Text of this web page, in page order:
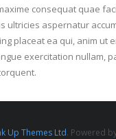
consequat quae
ultricies aspernatur
placeat ea qui, anim ut
exercitation nullam,
Up Themes Ltd. Powered